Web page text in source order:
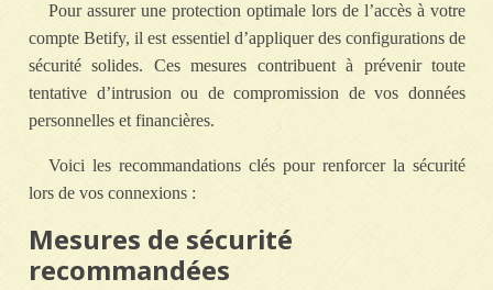
Pour assurer une protection optimale lors de l’accès à votre
compte Betify, il est essentiel d’appliquer des configurations de
sécurité solides. Ces mesures contribuent à prévenir toute
tentative d’intrusion ou de compromission de vos données
personnelles et financières.
Voici les recommandations clés pour renforcer la sécurité
lors de vos connexions :
Mesures de sécurité
recommandées